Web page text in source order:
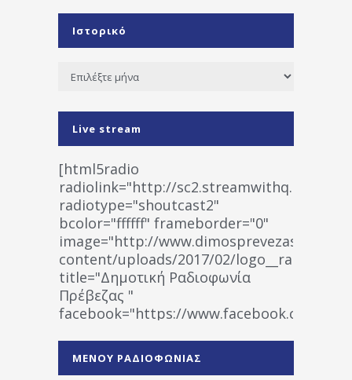
Ιστορικό
Ιστορικό
Live stream
[html5radio
radiolink="http://
radiotype="shoutcast2"
bcolor="ffffff" frameborder="0"
image="http://www.dimosprevezas.gr/wp-
content/uploads/2017/02/
title="Δημοτική Ραδιοφωνία
Πρέβεζας "
facebook="https://www.facebook.com/
1531194763766854/" artist="" ]
ΜΕΝΟΥ ΡΑΔΙΟΦΩΝΙΑΣ